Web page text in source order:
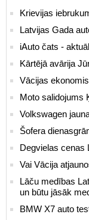
Krievijas
Latvijas Gada
iAuto čats -
Kārtējā avārija
Vācijas
Moto salidojums
Volkswagen
Šofera
Degvielas cenas
Vai Vācija
Lāču medības
un būtu jāsāk
BMW X7 auto